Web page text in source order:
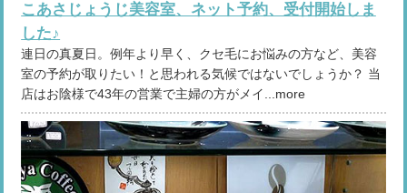
こあさじょうじ美容室、ネット予約、受付開始しま
した♪
連日の真夏日。例年より早く、クセ毛にお悩みの方など、美容
室の予約が取りたい！と思われる気候ではないでしょうか？ 当
店はお陰様で43年の営業で主婦の方がメイ...more